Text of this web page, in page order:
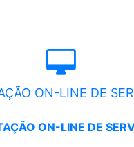
ON-LINE DE
ON-LINE DE